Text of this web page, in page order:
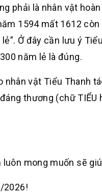
phải là nhân vật
1594 mất 1612
Ở đây cần lưu ý
năm lẻ là đúng.
vật Tiểu Thanh
thương (chữ
mong muốn sẽ
2026!